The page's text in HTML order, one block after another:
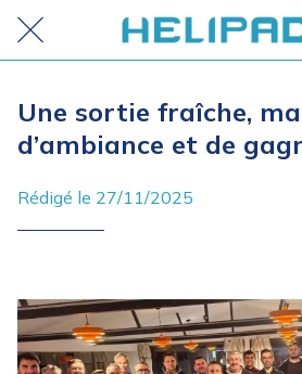
Une sortie fraîche,
d’ambiance et de
Rédigé le 27/11/2025